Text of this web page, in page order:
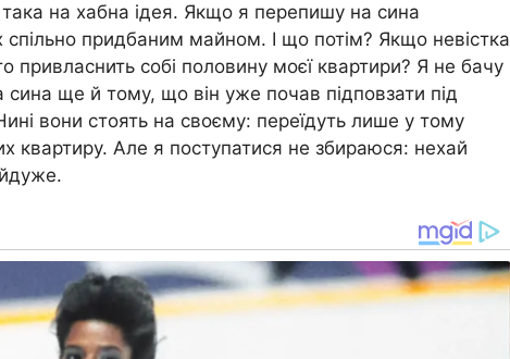
на хабна ідея. Якщо я перепишу на сина
придбаним майном. І що потім? Якщо невістка
привласнить собі половину моєї квартири? Я не бачу
сина ще й тому, що він уже почав підповзати під
вони стоять на своєму: переїдуть лише у тому
квартиру. Але я поступатися не збираюся: нехай